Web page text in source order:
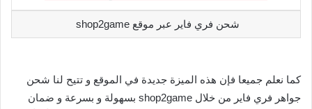
شحن فري فاير عبر موقع shop2game
كما نعلم جميعا فإن هذه الميزة جديدة في الموقع و تتيح لنا شحن
جواهر فري فاير من خلال shop2game بسهولة و بسرعة و ضمان